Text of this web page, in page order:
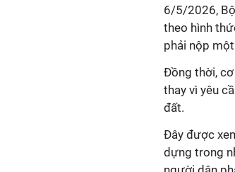
6/5/2026,
theo hình
phải nộp
Đồng thời,
thay vì yêu
đất.
Đây được
dựng trong